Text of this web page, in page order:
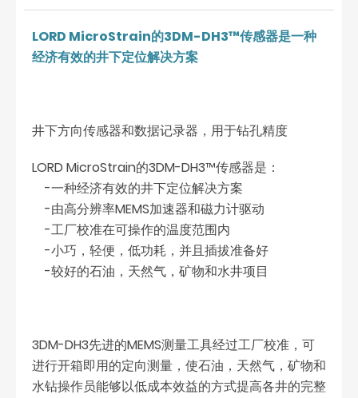
LORD MicroStrain的3DM-DH3™传感器是一种
经济有效的井下定位解决方案
井下方向传感器和数据记录器，用于钻孔精度
LORD MicroStrain的3DM-DH3™传感器是：
-一种经济有效的井下定位解决方案
-由高分辨率MEMS加速器和磁力计驱动
-工厂校准在可操作的温度范围内
-小巧，轻便，低功耗，并且插拔准备好
-较好的石油，天然气，矿物和水井项目
3DM-DH3先进的MEMS测量工具经过工厂校准，可
进行开箱即用的定向测量，使石油，天然气，矿物和
水钻操作员能够以低成本效益的方式提高各井的完整